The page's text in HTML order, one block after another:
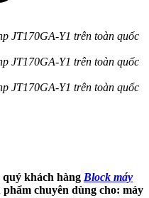
JT170GA-Y1 trên toàn quốc
JT170GA-Y1 trên toàn quốc
JT170GA-Y1 trên toàn quốc
khách hàng Block máy
phẩm chuyên dùng cho: máy